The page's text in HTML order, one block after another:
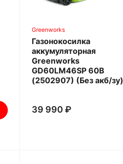
Greenworks
Газонокосилка
аккумуляторная
Greenworks
GD60LM46SP 60В
(2502907) (Без акб/зу)
39 990 ₽